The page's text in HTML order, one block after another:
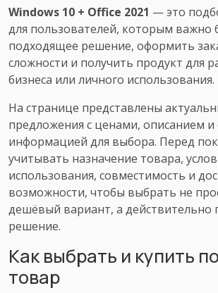
Windows 10 + Office 2021 — это
для пользователей, которым важно
подходящее решение, оформить
сложности и получить продукт для
бизнеса или личного использования.
На странице представлены
предложения с ценами, описанием и
информацией для выбора. Перед
учитывать назначение товара,
использования, совместимость и
возможности, чтобы выбрать не
дешёвый вариант, а действительно
решение.
Как выбрать и купить
товар